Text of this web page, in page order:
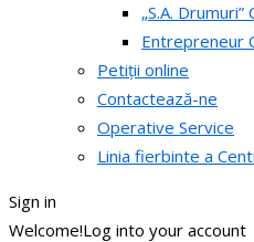
„S.A. Drumuri”
Entrepreneur
Petiții online
Contactează-ne
Operative Service
Linia fierbinte a
Sign in
Welcome!Log into your account